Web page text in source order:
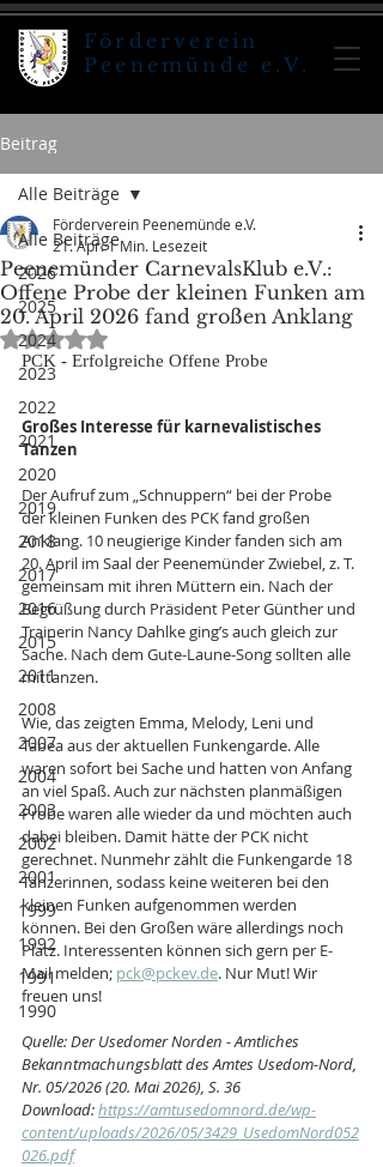
Förderverein
Peenemünde e.V.
Beitrag
Alle Beiträge
2026
2025
2024
2023
2022
2021
2020
2019
2018
2017
2016
2015
2011
2008
2007
2004
2003
2002
2001
1999
1992
1991
1990
Alle Beiträge
Peenemünder CarnevalsKlub e.V.:
Offene Probe der kleinen Funken am
20. April 2026 fand großen Anklang
Förderverein Peenemünde e.V.
21. Apr.1 Min. Lesezeit
Mit NaN von 5 Sternen bewertet.
PCK - Erfolgreiche Offene Probe
Großes Interesse für karnevalistisches
Tanzen
Der Aufruf zum „Schnuppern“ bei der Probe
der kleinen Funken des PCK fand großen
Anklang. 10 neugierige Kinder fanden sich am
20. April im Saal der Peenemünder Zwiebel, z. T.
gemeinsam mit ihren Müttern ein. Nach der
Begrüßung durch Präsident Peter Günther und
Trainerin Nancy Dahlke ging’s auch gleich zur
Sache. Nach dem Gute-Laune-Song sollten alle
mittanzen.
Wie, das zeigten Emma, Melody, Leni und
Tabea aus der aktuellen Funkengarde. Alle
waren sofort bei Sache und hatten von Anfang
an viel Spaß. Auch zur nächsten planmäßigen
Probe waren alle wieder da und möchten auch
dabei bleiben. Damit hätte der PCK nicht
gerechnet. Nunmehr zählt die Funkengarde 18
Tänzerinnen, sodass keine weiteren bei den
kleinen Funken aufgenommen werden
können. Bei den Großen wäre allerdings noch
Platz. Interessenten können sich gern per E-
Mail melden; pck@pckev.de. Nur Mut! Wir
freuen uns!
Quelle: Der Usedomer Norden - Amtliches
Bekanntmachungsblatt des Amtes Usedom-Nord,
Nr. 05/2026 (20. Mai 2026), S. 36
Download: https://amtusedomnord.de/wp-
content/uploads/2026/05/3429_UsedomNord052
026.pdf